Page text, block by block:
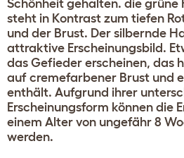
Schönheit gehalten. die grüne
steht in Kontrast zum tiefen
und der Brust. Der silbernde
attraktive Erscheinungsbild.
das Gefieder erscheinen, das
auf cremefarbener Brust und
enthält. Aufgrund ihrer
Erscheinungsform können die
einem Alter von ungefähr 8
werden.